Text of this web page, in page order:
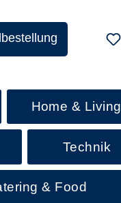
Home & Living
Technik
& Food